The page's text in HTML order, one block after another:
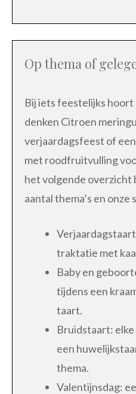
Op thema of
Bij iets feestelijks
denken Citroen
verjaardagsfeest of
met roodfruitvulling
het volgende overzicht
aantal thema’s en onze
traktatie met
Baby en
tijdens een
taart.
Bruidstaart:
een
thema.
Valentijnsdag: